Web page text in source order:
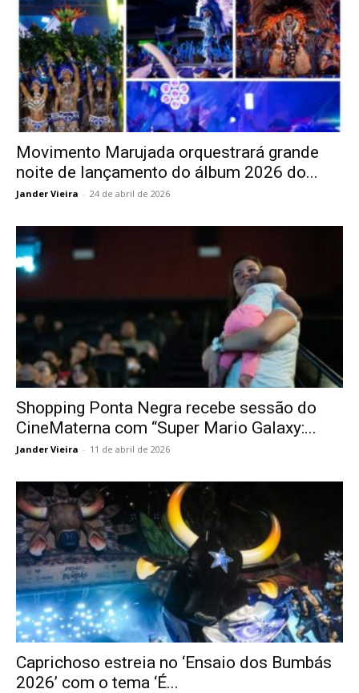
Movimento Marujada orquestrará grande
noite de lançamento do álbum 2026 do...
Jander Vieira - 24 de abril de 2026
Shopping Ponta Negra recebe sessão do
CineMaterna com “Super Mario Galaxy:...
Jander Vieira - 11 de abril de 2026
Caprichoso estreia no ‘Ensaio dos Bumbás
2026’ com o tema ‘É...